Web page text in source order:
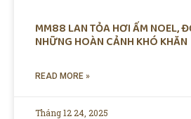
MM88 LAN TỎA HƠI ẤM NOEL,
NHỮNG HOÀN CẢNH KHÓ KHĂN
READ MORE »
Tháng 12 24, 2025